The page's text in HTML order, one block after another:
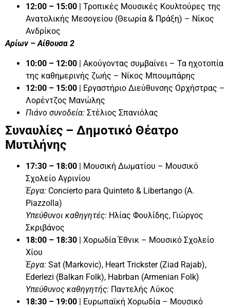
12:00 – 15:00 | Τροπικές Μουσικές Κουλτούρες της
Ανατολικής Μεσογείου (Θεωρία & Πράξη) – Νίκος
Ανδρίκος
Αρίων – Αίθουσα 2
10:00 – 12:00 | Ακούγοντας συμβαίνει – Τα ηχοτοπία
της καθημερινής ζωής – Νίκος Μπουμπάρης
12:00 – 15:00 | Εργαστήριο Διεύθυνσης Ορχήστρας –
Λορέντζος Μανώλης
Πιάνο συνοδεία: Στέλιος Σπανιόλας
Συναυλίες – Δημοτικό Θέατρο
Μυτιλήνης
17:30 – 18:00 | Μουσική Δωματίου – Μουσικό
Σχολείο Αγρινίου
Έργα: Concierto para Quinteto & Libertango (A.
Piazzolla)
Υπεύθυνοι καθηγητές: Ηλίας Φουλίδης, Γιώργος
Σκριβάνος
18:00 – 18:30 | Χορωδία Έθνικ – Μουσικό Σχολείο
Χίου
Έργα: Sat (Markovic), Heart Trickster (Ziad Rajab),
Ederlezi (Balkan Folk), Habrban (Armenian Folk)
Υπεύθυνος καθηγητής: Παντελής Λύκος
18:30 – 19:00 | Ευρωπαϊκή Χορωδία – Μουσικό